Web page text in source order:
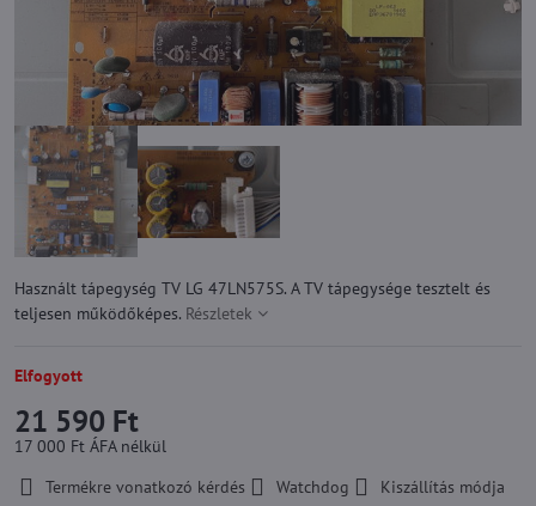
Használt tápegység TV LG 47LN575S. A TV tápegysége tesztelt és
teljesen működőképes. Részletek
Elfogyott
21 590 Ft
17 000 Ft ÁFA nélkül
Termékre vonatkozó kérdés
Watchdog
Kiszállítás módja